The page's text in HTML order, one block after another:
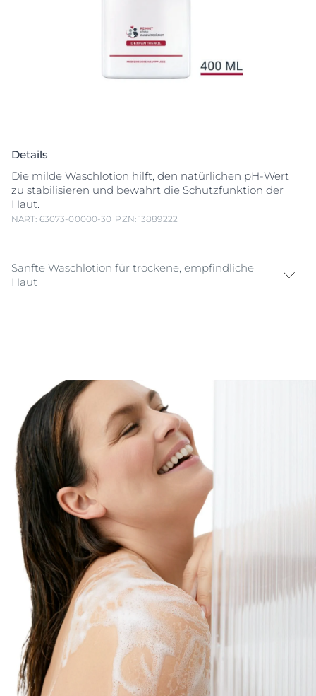
Details
Die milde Waschlotion hilft, den natürlichen pH-Wert
zu stabilisieren und bewahrt die Schutzfunktion der
Haut.
NART: 63073-00000-30 PZN: 13889222
Sanfte Waschlotion für trockene, empfindliche
Haut
Die Formel mit dem pH Balance System hilft, den
natürlichen pH-Wert der Haut zu stabilisieren und
schützt so das Mikrobiom.
Selbst bei häufigem Waschen und Duschen wird die
Haut so vor dem Austrocknen geschützt und gewinnt
ihr Wohlbefinden zurück.